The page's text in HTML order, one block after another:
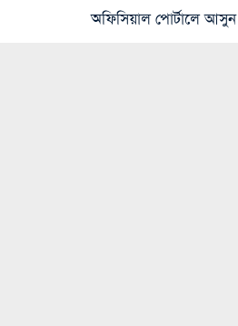
অফিসিয়াল পোর্টালে আসুন।